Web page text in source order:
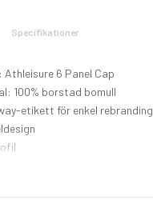
Specifikationer
Athleisure 6 Panel Cap
100% borstad bomull
etikett för enkel rebranding